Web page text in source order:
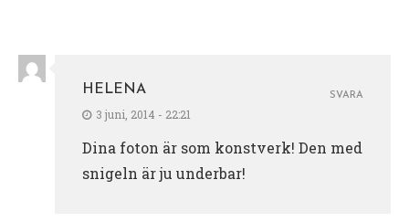
HELENA
3 juni, 2014 - 22:21
Dina foton är som konstverk! Den med
snigeln är ju underbar!
SVARA